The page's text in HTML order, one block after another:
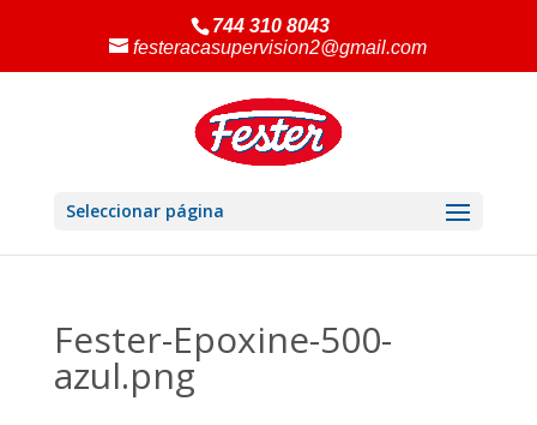
744 310 8043
festeracasupervision2@gmail.com
Seleccionar página
Fester-Epoxine-500-
azul.png